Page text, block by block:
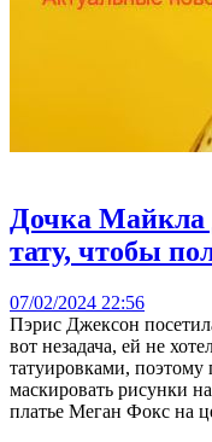
Дочка Майкла
тату, чтобы
07/02/2024 22:56
Пэрис Джексон
вот незадача, ей не
татуировками,
маскировать рисунки
платье Меган Фокс на